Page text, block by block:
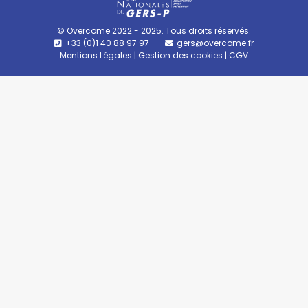
© Overcome 2022 - 2025. Tous droits réservés.
+33 (0)1 40 88 97 97
gers@overcome.fr
Mentions Légales | Gestion des cookies | CGV